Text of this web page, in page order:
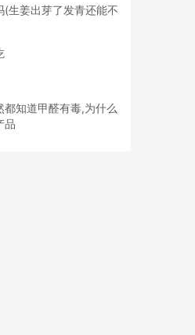
(生姜出芽了发青还能不
都知道甲醛有毒,为什么
品